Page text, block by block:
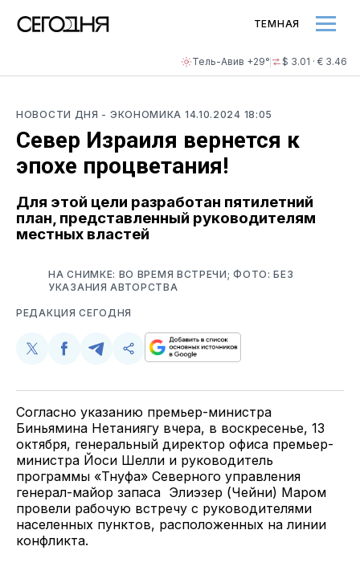
Тель-Авив +29° $ 3.01 · € 3.46
ТЕМНАЯ
НОВОСТИ ДНЯ - ЭКОНОМИКА 14.10.2024 18:05
Север Израиля вернется к
эпохе процветания!
Для этой цели разработан пятилетний
план, представленный руководителям
местных властей
НА СНИМКЕ: ВО ВРЕМЯ ВСТРЕЧИ; ФОТО: БЕЗ
УКАЗАНИЯ АВТОРСТВА
РЕДАКЦИЯ СЕГОДНЯ
Поделиться
Twitter
Поделиться
Facebook
Поделиться
Telegram
Скопируйте
поделитесь
Cогласно указанию премьер-министра
Биньямина Нетаниягу вчера, в воскресенье, 13
октября, генеральный директор офиса премьер-
министра Йоси Шелли и руководитель
программы «Тнуфа» Северного управления
генерал-майор запаса Элиэзер (Чейни) Маром
провели рабочую встречу с руководителями
населенных пунктов, расположенных на линии
конфликта.